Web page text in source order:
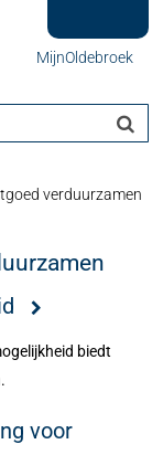
MijnOldebroek
verduurzamen
biedt
voor